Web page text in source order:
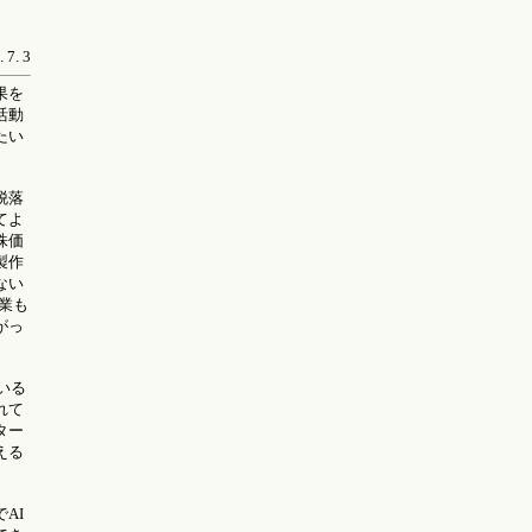
7. 3
を
動
い
落
よ
価
作
い
も
っ
る
て
ー
る
AI